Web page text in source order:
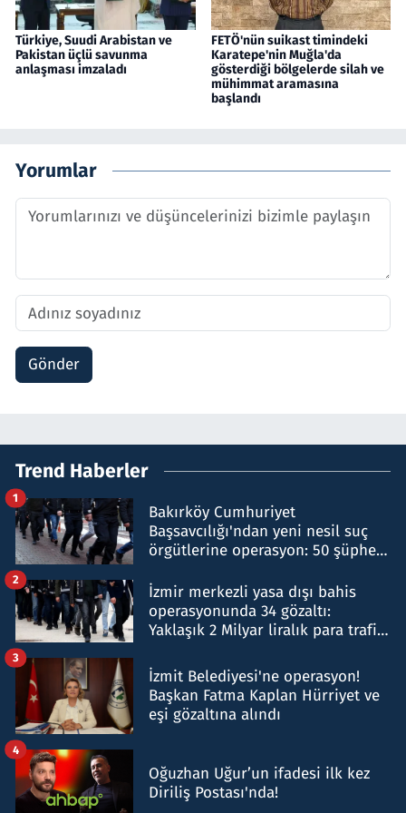
Türkiye, Suudi Arabistan ve
Pakistan üçlü savunma
anlaşması imzaladı
FETÖ'nün suikast timindeki
Karatepe'nin Muğla'da
gösterdiği bölgelerde silah ve
mühimmat aramasına
başlandı
Yorumlar
Gönder
Trend Haberler
Bakırköy Cumhuriyet
Başsavcılığı'ndan yeni nesil suç
örgütlerine operasyon: 50 şüpheli
1
İzmir merkezli yasa dışı bahis
operasyonunda 34 gözaltı:
Yaklaşık 2 Milyar liralık para trafiği
2
İzmit Belediyesi'ne operasyon!
Başkan Fatma Kaplan Hürriyet ve
eşi gözaltına alındı
3
Oğuzhan Uğur’un ifadesi ilk kez
Diriliş Postası'nda!
4